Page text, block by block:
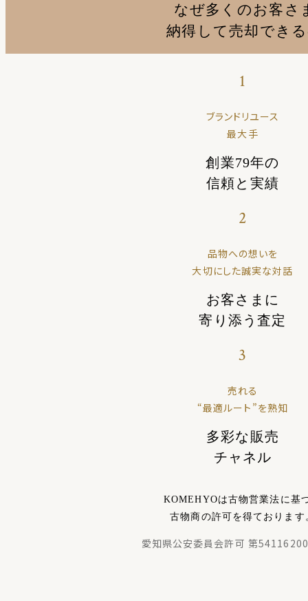
なぜ多くのお客さ
納得して売却でき
1
ブランドリユース
最大手
創業79年の
信頼と実績
2
品物への想いを
大切にした誠実な対話
お客さまに
寄り添う査定
3
売れる
“最適ルート”を熟知
多彩な販売
チャネル
KOMEHYOは古物営業法に基
古物商の許可を得ております
愛知県公安委員会許可 第